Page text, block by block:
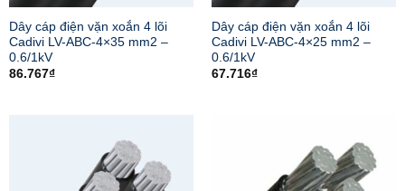
Dây cáp điện vặn xoắn 4 lõi
Cadivi LV-ABC-4×35 mm2 –
0.6/1kV
86.767₫
Dây cáp điện vặn xoắn 4 lõi
Cadivi LV-ABC-4×25 mm2 –
0.6/1kV
67.716₫